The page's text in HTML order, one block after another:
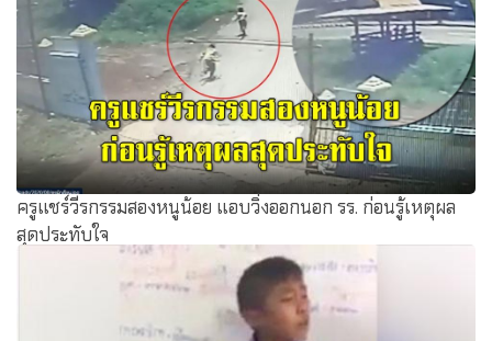
ครูแชร์วีรกรรมสองหนูน้อย แอบวิ่งออกนอก รร. ก่อนรู้เหตุผล
สุดประทับใจ